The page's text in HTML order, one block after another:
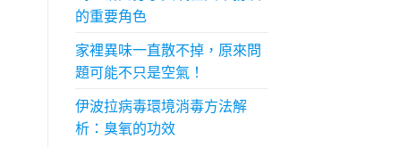
的重要角色
家裡異味一直散不掉，原來問
題可能不只是空氣！
伊波拉病毒環境消毒方法解
析：臭氧的功效